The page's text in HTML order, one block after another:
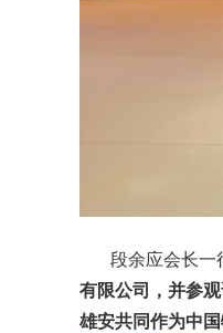
段余应会长一
有限公司，并参
雄安共同作为中